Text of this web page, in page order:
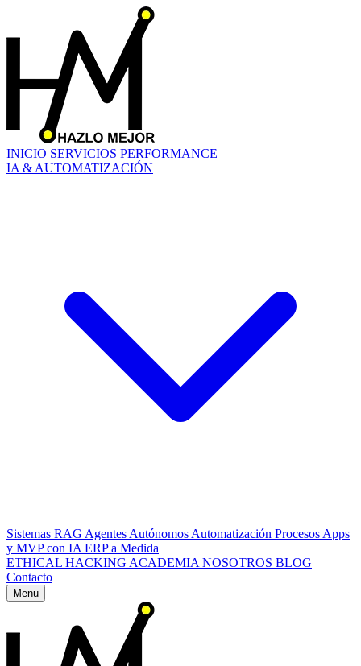
INICIO SERVICIOS PERFORMANCE
IA & AUTOMATIZACIÓN
Sistemas RAG Agentes Autónomos Automatización Procesos Apps
y MVP con IA ERP a Medida
ETHICAL HACKING ACADEMIA NOSOTROS BLOG
Contacto
Menu